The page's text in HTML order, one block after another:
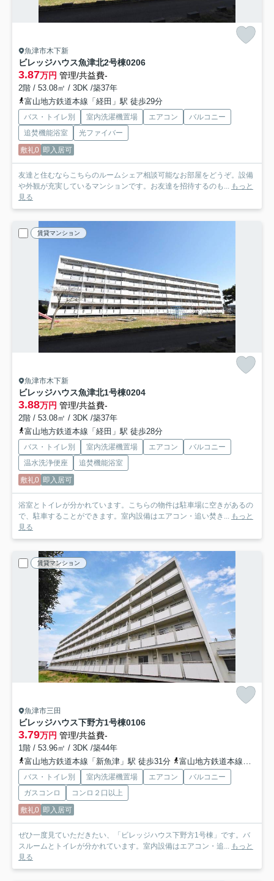
魚津市木下新
ビレッジハウス魚津北2号棟0206
3.87万円 管理/共益費-
2階 / 53.08㎡ / 3DK /築37年
富山地方鉄道本線「経田」駅 徒歩29分
バス・トイレ別 室内洗濯機置場 エアコン
バルコニー
追焚機能浴室
光ファイバー
敷礼0 即入居可
友達と住むならこちらのルームシェア相談可能なお部屋をどうぞ。設備
や外観が充実しているマンションです。お友達を招待するのも...
もっと
見る
賃貸マンション
魚津市木下新
ビレッジハウス魚津北1号棟0204
3.88万円 管理/共益費-
2階 / 53.08㎡ / 3DK /築37年
富山地方鉄道本線「経田」駅 徒歩28分
バス・トイレ別 室内洗濯機置場 エアコン
バルコニー
温水洗浄便座
追焚機能浴室
敷礼0 即入居可
浴室とトイレが分かれています。こちらの物件は駐車場に空きがあるの
で、駐車することができます。室内設備はエアコン・追い焚き...
もっと
見る
賃貸マンション
魚津市三田
ビレッジハウス下野方1号棟0106
3.79万円 管理/共益費-
1階 / 53.96㎡ / 3DK /築44年
富山地方鉄道本線「新魚津」駅 徒歩31分
富山地方鉄道本線「電鉄魚津」駅 バス14分 「労災病院前」 停歩6分
バス・トイレ別 室内洗濯機置場 エアコン
バルコニー
ガスコンロ
コンロ２口以上
敷礼0 即入居可
ぜひ一度見ていただきたい、「ビレッジハウス下野方1号棟」です。バ
スルームとトイレが分かれています。室内設備はエアコン・追...
もっと
見る